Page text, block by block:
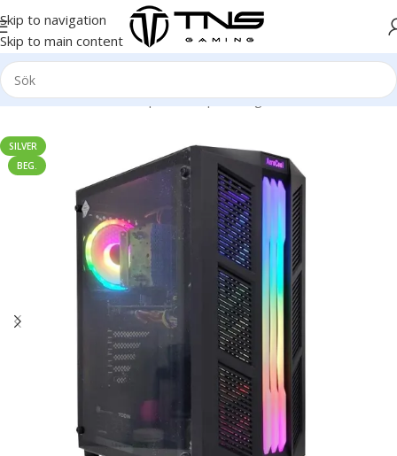
Skip to navigation
Skip to main content
Hem/Stationär dator/Speldator | Gamingdator/Silver klass
SILVER
BEG.